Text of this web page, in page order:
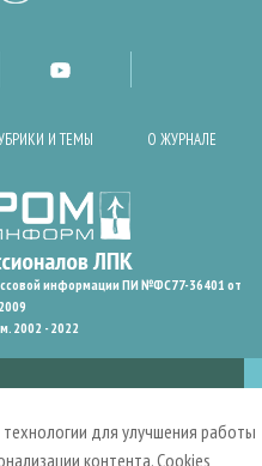
И ТЕМЫ О ЖУРНАЛЕ
информации ПИ №ФС77-36401 от
2002 - 2022
для улучшения работы
контента. Cookies